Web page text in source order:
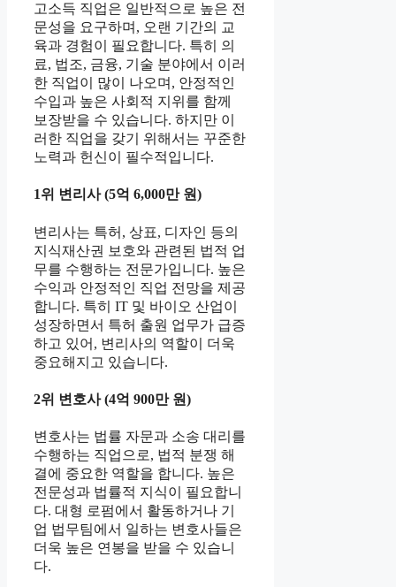
고소득 직업은 일반적으로 높은 전
문성을 요구하며, 오랜 기간의 교
육과 경험이 필요합니다. 특히 의
료, 법조, 금융, 기술 분야에서 이러
한 직업이 많이 나오며, 안정적인
수입과 높은 사회적 지위를 함께
보장받을 수 있습니다. 하지만 이
러한 직업을 갖기 위해서는 꾸준한
노력과 헌신이 필수적입니다.
1위 변리사 (5억 6,000만 원)
변리사는 특허, 상표, 디자인 등의
지식재산권 보호와 관련된 법적 업
무를 수행하는 전문가입니다. 높은
수익과 안정적인 직업 전망을 제공
합니다. 특히 IT 및 바이오 산업이
성장하면서 특허 출원 업무가 급증
하고 있어, 변리사의 역할이 더욱
중요해지고 있습니다.
2위 변호사 (4억 900만 원)
변호사는 법률 자문과 소송 대리를
수행하는 직업으로, 법적 분쟁 해
결에 중요한 역할을 합니다. 높은
전문성과 법률적 지식이 필요합니
다. 대형 로펌에서 활동하거나 기
업 법무팀에서 일하는 변호사들은
더욱 높은 연봉을 받을 수 있습니
다.